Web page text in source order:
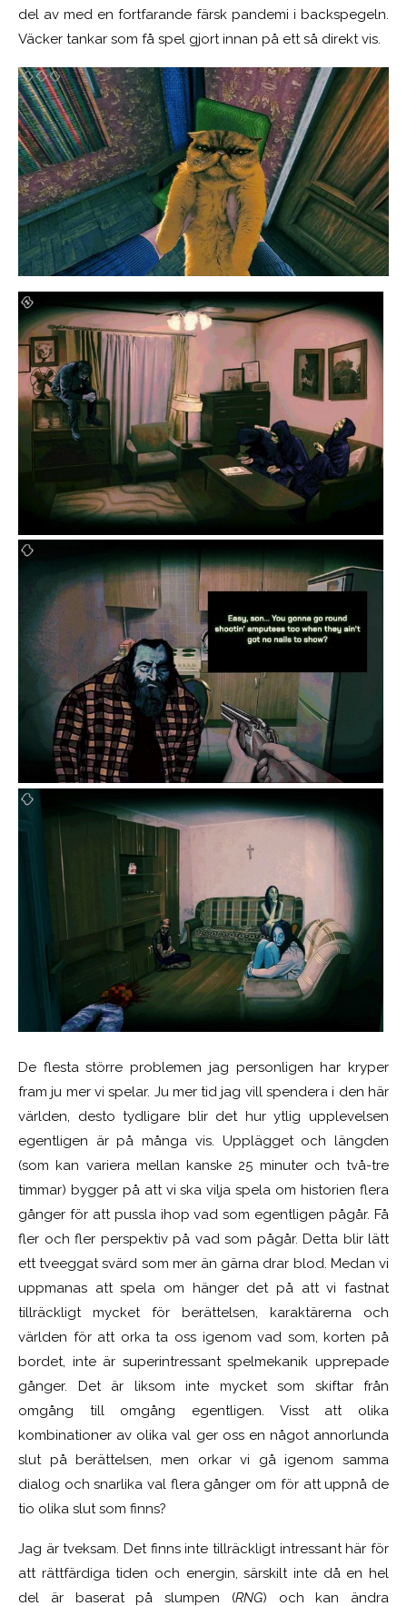
del av med en fortfarande färsk pandemi i backspegeln.
Väcker tankar som få spel gjort innan på ett så direkt vis.
De flesta större problemen jag personligen har kryper
fram ju mer vi spelar. Ju mer tid jag vill spendera i den här
världen, desto tydligare blir det hur ytlig upplevelsen
egentligen är på många vis. Upplägget och längden
(som kan variera mellan kanske 25 minuter och två-tre
timmar) bygger på att vi ska vilja spela om historien flera
gånger för att pussla ihop vad som egentligen pågår. Få
fler och fler perspektiv på vad som pågår. Detta blir lätt
ett tveeggat svärd som mer än gärna drar blod. Medan vi
uppmanas att spela om hänger det på att vi fastnat
tillräckligt mycket för berättelsen, karaktärerna och
världen för att orka ta oss igenom vad som, korten på
bordet, inte är superintressant spelmekanik upprepade
gånger. Det är liksom inte mycket som skiftar från
omgång till omgång egentligen. Visst att olika
kombinationer av olika val ger oss en något annorlunda
slut på berättelsen, men orkar vi gå igenom samma
dialog och snarlika val flera gånger om för att uppnå de
tio olika slut som finns?
Jag är tveksam. Det finns inte tillräckligt intressant här för
att rättfärdiga tiden och energin, särskilt inte då en hel
del är baserat på slumpen (RNG) och kan ändra